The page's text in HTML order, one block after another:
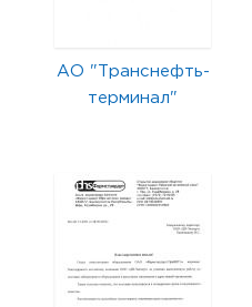
АО "Транснефть-
терминал"